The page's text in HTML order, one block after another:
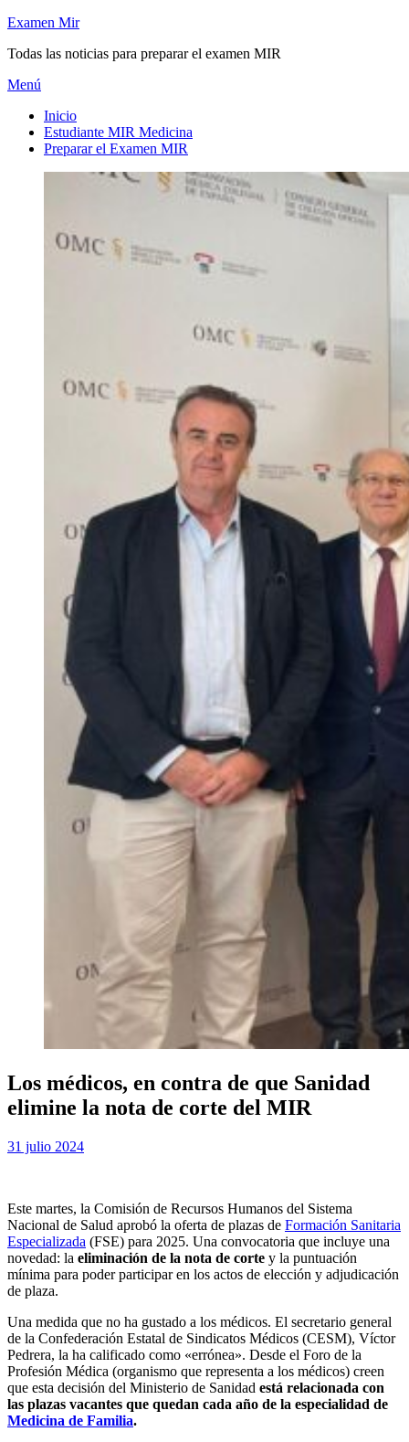
Saltar
contenido
Examen Mir
Todas las noticias para preparar el examen MIR
Menú
Inicio
Estudiante MIR Medicina
Preparar el Examen MIR
Los médicos, en contra de que Sanidad
elimine la nota de corte del MIR
porExamen MIR
Publicada
31 julio 2024
Este martes, la Comisión de Recursos Humanos del Sistema
Nacional de Salud aprobó la oferta de plazas de Formación Sanitaria
Especializada (FSE) para 2025. Una convocatoria que incluye una
novedad: la eliminación de la nota de corte y la puntuación
mínima para poder participar en los actos de elección y adjudicación
de plaza.
Una medida que no ha gustado a los médicos. El secretario general
de la Confederación Estatal de Sindicatos Médicos (CESM), Víctor
Pedrera, la ha calificado como «errónea». Desde el Foro de la
Profesión Médica (organismo que representa a los médicos) creen
que esta decisión del Ministerio de Sanidad está relacionada con
las plazas vacantes que quedan cada año de la especialidad de
Medicina de Familia.